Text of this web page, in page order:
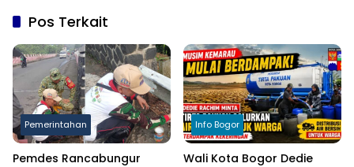
Pos Terkait
Pemerintahan
Pemdes Rancabungur
Info Bogor
Wali Kota Bogor Dedie